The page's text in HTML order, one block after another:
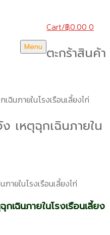
Menu
Cart/฿0.00 0
ตะกร้าสินค้า
เฉินภายในโรงเรือนเลี้ยงไก่
เหตุฉุกเฉินภายใน
เฉินภายในโรงเรือนเลี้ยง